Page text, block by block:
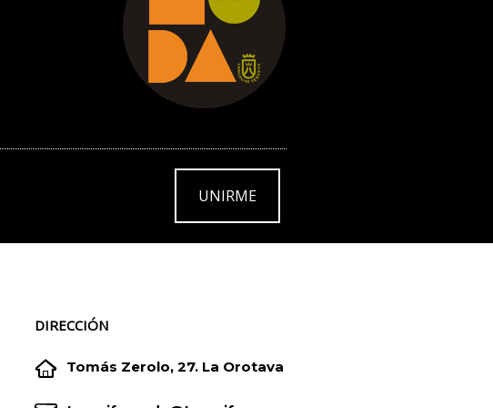
UNIRME
DIRECCIÓN

 Tomás Zerolo, 27. La Orotava